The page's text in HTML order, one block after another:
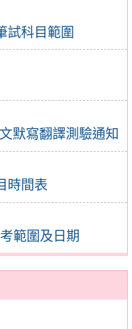
試科目範圍
默寫翻譯測驗通知
時間表
範圍及日期